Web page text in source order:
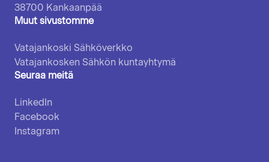
38700 Kankaanpää
Muut sivustomme
Vatajankoski Sähköverkko
Vatajankosken Sähkön kuntayhtymä
Seuraa meitä
LinkedIn
Facebook
Instagram